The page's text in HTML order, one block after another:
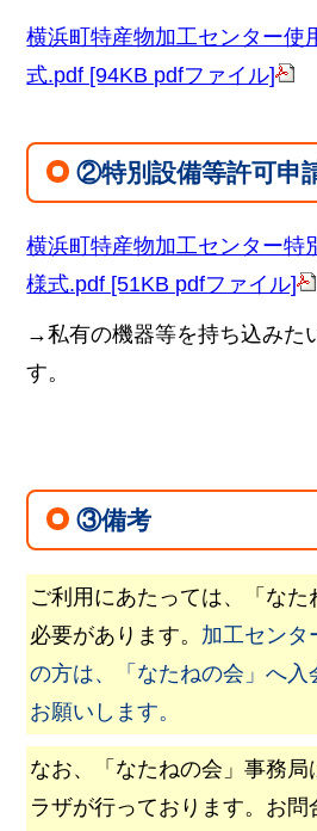
横浜町特産物加工センター使
式.pdf [94KB pdfファイル]
②特別設備等許可申
横浜町特産物加工センター特
様式.pdf [51KB pdfファイル]
→私有の機器等を持ち込みた
す。
③備考
ご利用にあたっては、「なた
必要があります。 加工センタ
の方は、「なたねの会」へ入
お願いします。
なお、「なたねの会」事務
ラザが行っております。お